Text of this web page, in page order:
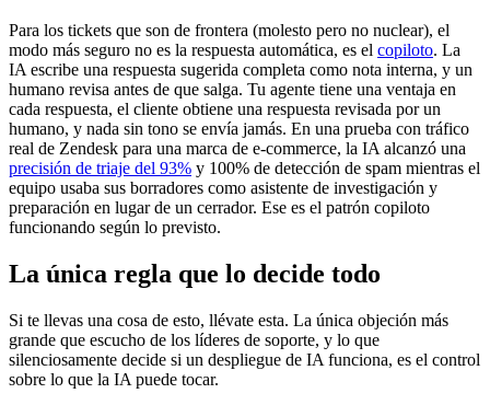
Para los tickets que son de frontera (molesto pero no nuclear), el
modo más seguro no es la respuesta automática, es el copiloto. La
IA escribe una respuesta sugerida completa como nota interna, y un
humano revisa antes de que salga. Tu agente tiene una ventaja en
cada respuesta, el cliente obtiene una respuesta revisada por un
humano, y nada sin tono se envía jamás. En una prueba con tráfico
real de Zendesk para una marca de e-commerce, la IA alcanzó una
precisión de triaje del 93% y 100% de detección de spam mientras el
equipo usaba sus borradores como asistente de investigación y
preparación en lugar de un cerrador. Ese es el patrón copiloto
funcionando según lo previsto.
La única regla que lo decide todo
Si te llevas una cosa de esto, llévate esta. La única objeción más
grande que escucho de los líderes de soporte, y lo que
silenciosamente decide si un despliegue de IA funciona, es el control
sobre lo que la IA puede tocar.